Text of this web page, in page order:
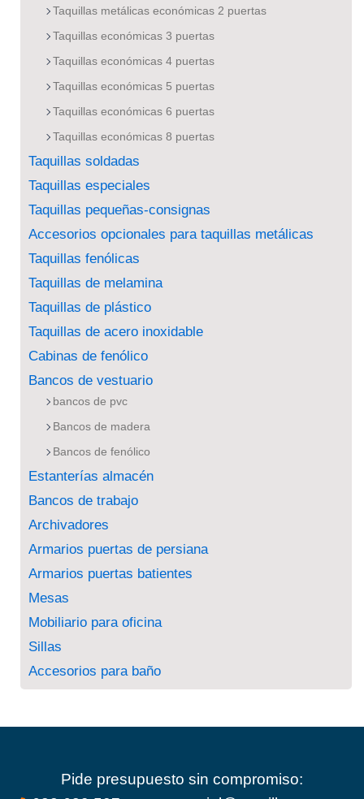
Taquillas metálicas económicas 2 puertas
Taquillas económicas 3 puertas
Taquillas económicas 4 puertas
Taquillas económicas 5 puertas
Taquillas económicas 6 puertas
Taquillas económicas 8 puertas
Taquillas soldadas
Taquillas especiales
Taquillas pequeñas-consignas
Accesorios opcionales para taquillas metálicas
Taquillas fenólicas
Taquillas de melamina
Taquillas de plástico
Taquillas de acero inoxidable
Cabinas de fenólico
Bancos de vestuario
bancos de pvc
Bancos de madera
Bancos de fenólico
Estanterías almacén
Bancos de trabajo
Archivadores
Armarios puertas de persiana
Armarios puertas batientes
Mesas
Mobiliario para oficina
Sillas
Accesorios para baño
Pide presupuesto sin compromiso: